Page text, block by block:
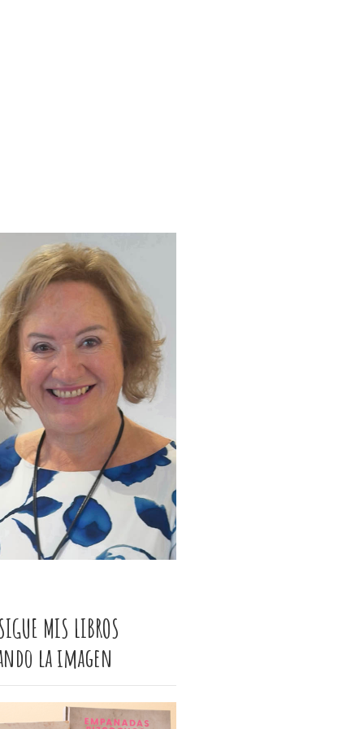
MIS LIBROS
la imagen